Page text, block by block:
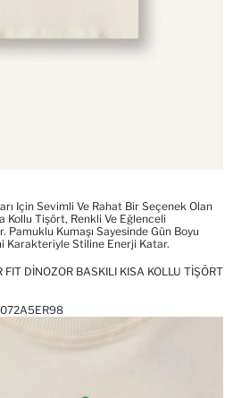
Için Sevimli Ve Rahat Bir Seçenek Olan
Kollu Tişört, Renkli Ve Eğlenceli
Pamuklu Kumaşı Sayesinde Gün Boyu
Karakteriyle Stiline Enerji Katar.
DINOZOR BASKILI KISA KOLLU TIŞÖRT